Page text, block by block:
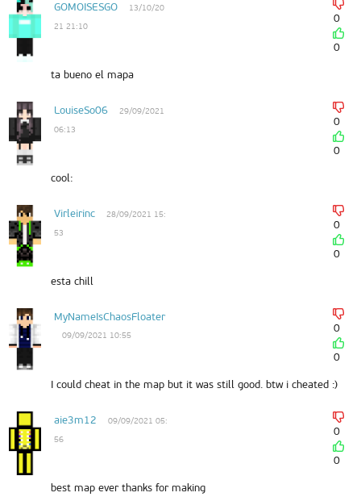
GOMOISESGO
13/10/20
21 21:10
0
0
ta bueno el mapa
LouiseSo06
29/09/2021
06:13
0
0
cool:
Virleirinc
28/09/2021 15:
53
0
0
esta chill
MyNameIsChaosFloater
09/09/2021 10:55
0
0
I could cheat in the map but it was still good. btw i cheated :)
aie3m12
09/09/2021 05:
56
0
0
best map ever thanks for making